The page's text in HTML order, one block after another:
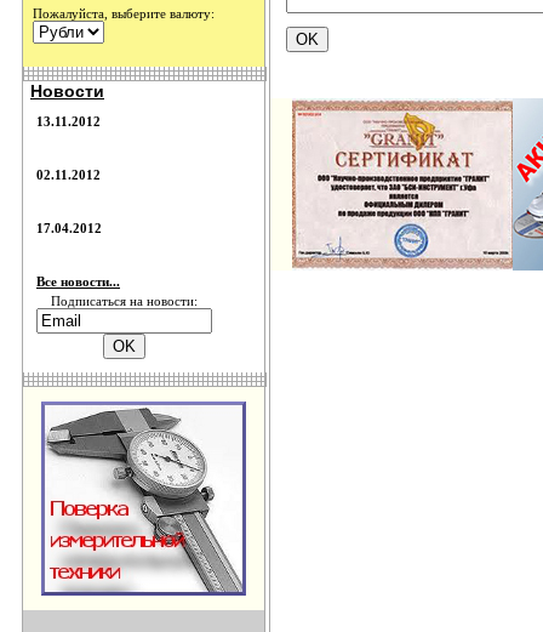
Пожалуйста, выберите валюту:
Новости
13.11.2012
02.11.2012
17.04.2012
Все новости...
Подписаться на новости: